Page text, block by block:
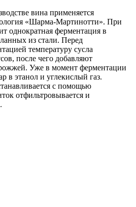
вина применяется
«Шарма-Мартинотти». При
однократная ферментация в
из стали. Перед
температуру сусла
после чего добавляют
Уже в момент ферментации
в этанол и углекислый газ.
с помощью
отфильтровывается и